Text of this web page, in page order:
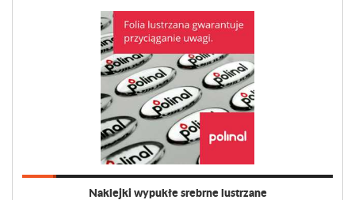
Naklejki wypukłe srebrne lustrzane